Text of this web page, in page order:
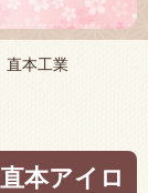
直本工業
本アイロ